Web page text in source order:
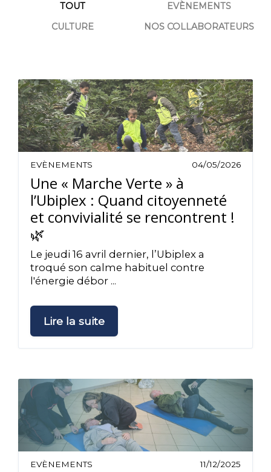
TOUT
EVÈNEMENTS
CULTURE
NOS COLLABORATEURS
EVÈNEMENTS 04/05/2026
Une « Marche Verte » à
l’Ubiplex : Quand citoyenneté
et convivialité se rencontrent !
🌿
Le jeudi 16 avril dernier, l’Ubiplex a
troqué son calme habituel contre
l'énergie débor ...
Lire la suite
EVÈNEMENTS 11/12/2025